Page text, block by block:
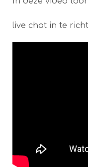
live chat in te